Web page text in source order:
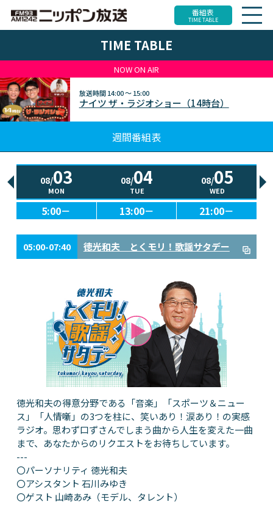
番組表
TIME TABLE
TIME TABLE
NOW ON AIR
放送時間14:00 ～ 15:00
ナイツ ザ・ラジオショー（14時台）
週間番組表
08/03
MON
08/04
TUE
08/05
WED
5:00－ 13:00－ 21:00－
05:00-07:40 徳光和夫 とくモリ！歌謡サタデー
徳光和夫の得意分野である「音楽」「スポーツ＆ニュー
ス」「人情噺」の3つを柱に、笑いあり！涙あり！の実感
ラジオ。思わず口ずさんでしまう曲から人生を変えた一曲
まで、あなたからのリクエストをお待ちしています。
---
〇パーソナリティ 徳光和夫
〇アシスタント 石川みゆき
〇ゲスト 山崎あみ（モデル、タレント）